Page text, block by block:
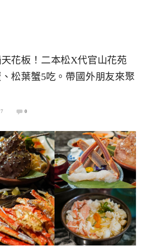
花板！二本松X代官山花苑
松葉蟹5吃。帶國外朋友來聚
0